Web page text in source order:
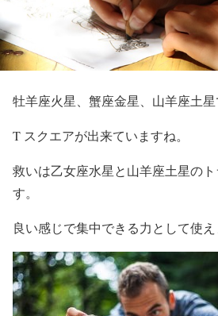
牡羊座火星、蟹座金星、山羊座土
T スクエアが出来ていますね。
救いは乙女座水星と山羊座土星の
す。
良い感じで集中できる力として使え